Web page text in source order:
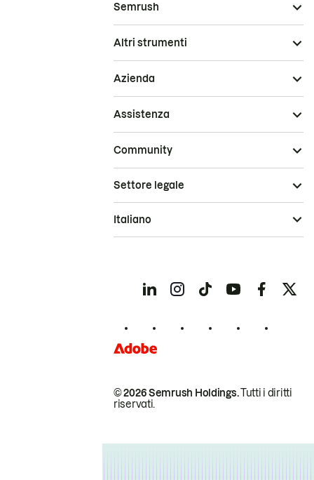
Semrush
Altri strumenti
Azienda
Assistenza
Community
© 2026 Semrush Holdings.Tutti i diritti
riservati.
Settore legale
Italiano